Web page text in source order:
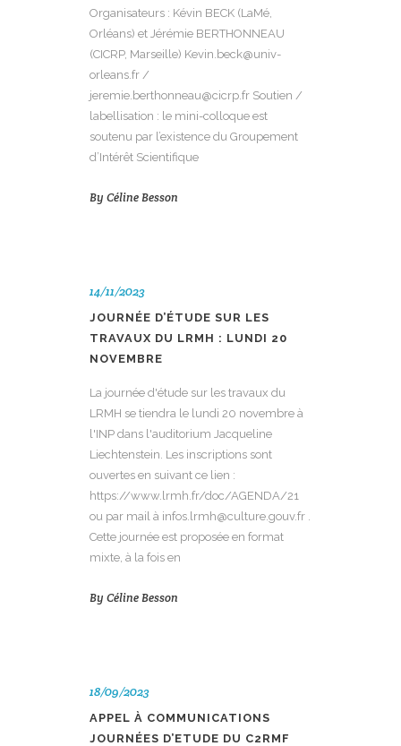
Organisateurs : Kévin BECK (LaMé,
Orléans) et Jérémie BERTHONNEAU
(CICRP, Marseille) Kevin.beck@univ-
orleans.fr /
jeremie.berthonneau@cicrp.fr Soutien /
labellisation : le mini-colloque est
soutenu par l’existence du Groupement
d’Intérêt Scientifique
By Céline Besson
14/11/2023
JOURNÉE D’ÉTUDE SUR LES
TRAVAUX DU LRMH : LUNDI 20
NOVEMBRE
La journée d'étude sur les travaux du
LRMH se tiendra le lundi 20 novembre à
l'INP dans l'auditorium Jacqueline
Liechtenstein. Les inscriptions sont
ouvertes en suivant ce lien :
https://www.lrmh.fr/doc/AGENDA/21
ou par mail à infos.lrmh@culture.gouv.fr .
Cette journée est proposée en format
mixte, à la fois en
By Céline Besson
18/09/2023
APPEL À COMMUNICATIONS
JOURNÉES D’ETUDE DU C2RMF